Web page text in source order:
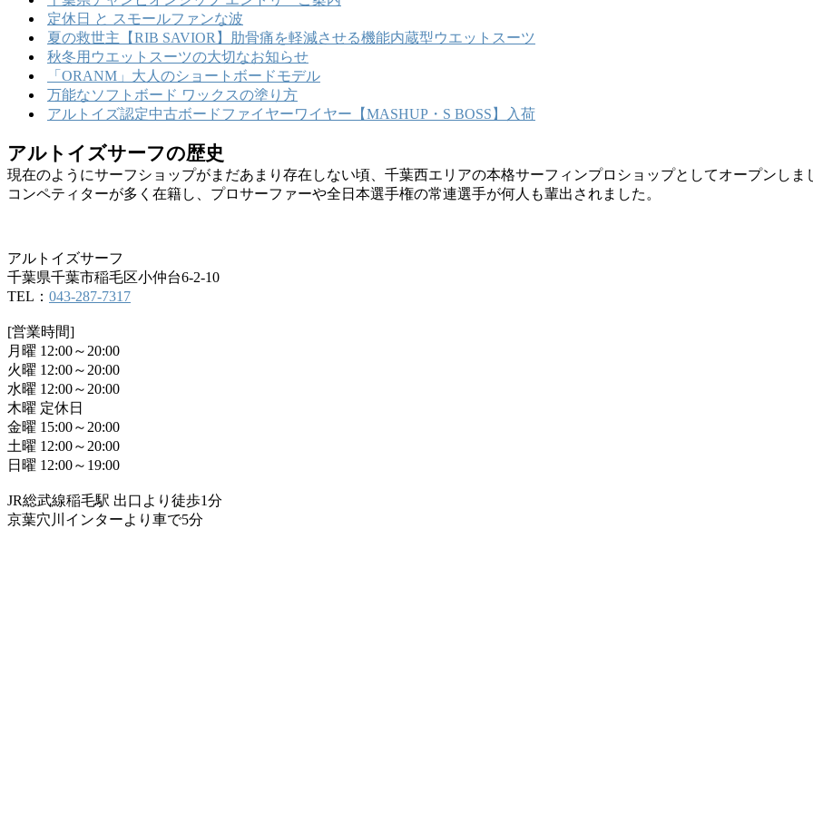
定休日 と スモールファンな波
夏の救世主【RIB SAVIOR】肋骨痛を軽減させる機能内蔵型ウエットスーツ
秋冬用ウエットスーツの大切なお知らせ
「ORANM」大人のショートボードモデル
万能なソフトボード ワックスの塗り方
アルトイズ認定中古ボードファイヤーワイヤー【MASHUP・S BOSS】入荷
アルトイズサーフの歴史
現在のようにサーフショップがまだあまり存在しない頃、千葉西エリアの本格サーフィンプロショップとしてオープンしま
コンペティターが多く在籍し、プロサーファーや全日本選手権の常連選手が何人も輩出されました。
アルトイズサーフ
千葉県千葉市稲毛区小仲台6-2-10
TEL： 043-287-7317
[営業時間]
月曜 12:00～20:00
火曜 12:00～20:00
水曜 12:00～20:00
木曜 定休日
金曜 15:00～20:00
土曜 12:00～20:00
日曜 12:00～19:00
JR総武線稲毛駅 出口より徒歩1分
京葉穴川インターより車で5分